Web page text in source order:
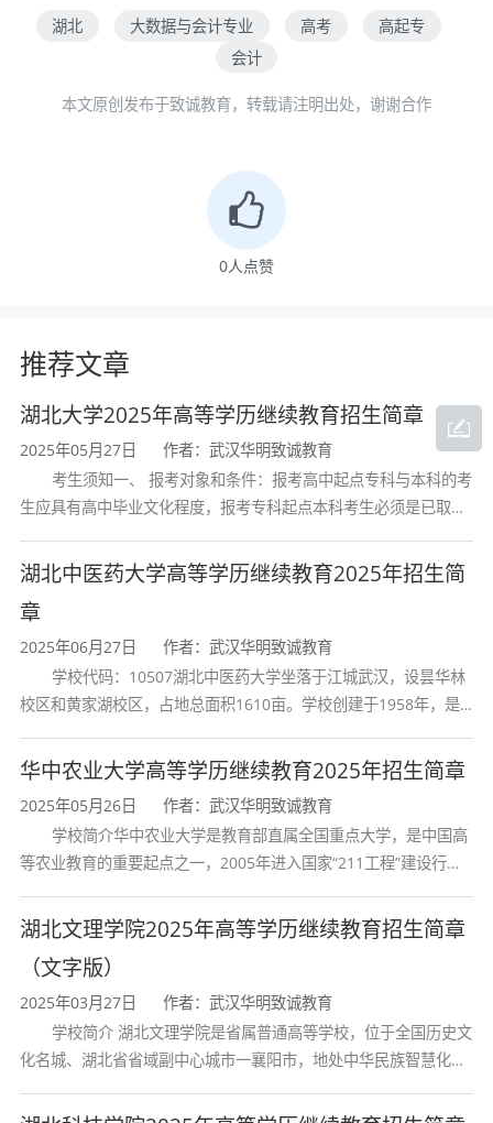
管理工作。随着数字经济的快速发展，具备大数
据分析能力的会计专业人才在就业市场上具有更
专业名称
招生科类 文史类、理工
学制 2.5年
学习形式 非脱产（线上
学费标准
辅助费用
四、培养目标
本专业旨在培养德、智、体、美、劳全面发
展，适应社会经济数字化发展新常态和会计职业
技术技能人才成长需要的应用型人才。学生需掌
握会计基本理论、基础知识和基本技能，熟悉国
湖北 大数据与会计专业 高考
高起专
会计
本文原创发布于致诚教育，转载请注明出处，谢谢合作
0人点赞
推荐文章
湖北大学2025年高等学历继续教育招生简章
2025年05月27日
作者：武汉华明致诚教育
考生须知一、 报考对象和条件：报考高中起点专科与本科的考
生应具有高中毕业文化程度，报考专科起点本科考生必须是已取得
构颁发的大学专科毕业证书的人
湖北中医药大学高等学历继续教育2025年招生简
章
2025年06月27日
作者：武汉华明致诚教育
学校代码：10507湖北中医药大学坐落于江城武汉，设昙华林
校区和黄家湖校区，占地总面积1610亩。学校创建于1958年，是
育和最早开办中医研究
华中农业大学高等学历继续教育2025年招生简章
2025年05月26日
作者：武汉华明致诚教育
学校简介华中农业大学是教育部直属全国重点大学，是中国高
等农业教育的重要起点之一，2005年进入国家“211工程”建设行
首轮“双一流”成效
湖北文理学院2025年高等学历继续教育招生简章
（文字版）
2025年03月27日
作者：武汉华明致诚教育
学校简介 湖北文理学院是省属普通高等学校，位于全国历史文
化名城、湖北省省域副中心城市一襄阳市，地处中华民族智慧化身
学校、全国普通